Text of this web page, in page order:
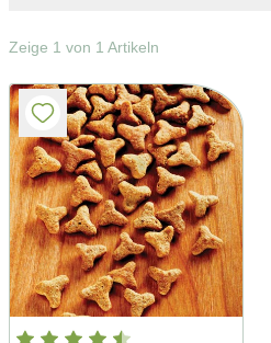
Zeige 1 von 1 Artikeln